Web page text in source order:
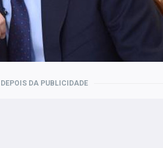
DA PUBLICIDADE